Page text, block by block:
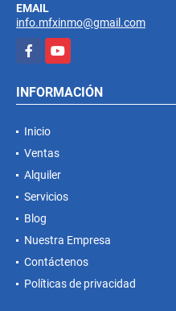
EMAIL
info.mfxinmo@gmail.com
FacebookYouTube
INFORMACIÓN
Inicio
Ventas
Alquiler
Servicios
Blog
Nuestra Empresa
Contáctenos
Políticas de privacidad